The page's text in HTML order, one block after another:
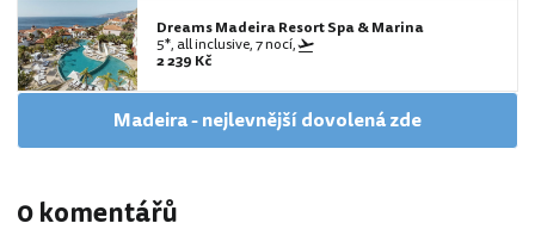
Dreams Madeira Resort Spa & Marina
5*, all inclusive, 7 nocí,
2 239 Kč
Madeira - nejlevnější dovolená zde
0 komentářů